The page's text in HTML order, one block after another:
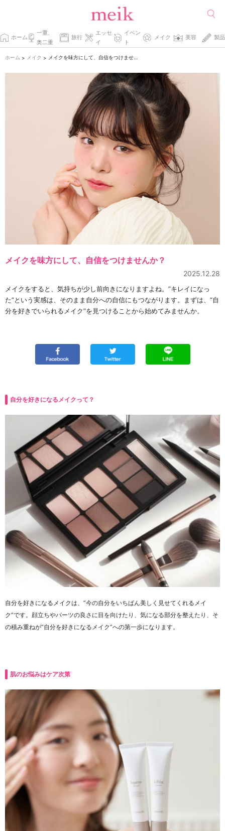
ホーム
一重、
奥二重
旅行
エッセ
イ
イベン
ト
メイク 美容 製品
ホーム > メイク > メイクを味方にして、自信をつけませんか？
メイクを味方にして、自信をつけませんか？
2025.12.28
メイクをすると、気持ちが少し前向きになりますよね。”キレイになっ
た”という実感は、そのまま自分への自信にもつながります。まずは、“自
分を好きでいられるメイク”を見つけることから始めてみませんか。
自分を好きになるメイクって？
自分を好きになるメイクは、”今の自分をいちばん美しく見せてくれるメイ
ク”です。顔立ちやパーツの良さに目を向けたり、気になる部分を整えたり、そ
の積み重ねが“自分を好きになるメイク”への第一歩になります。
肌のお悩みはケア次第